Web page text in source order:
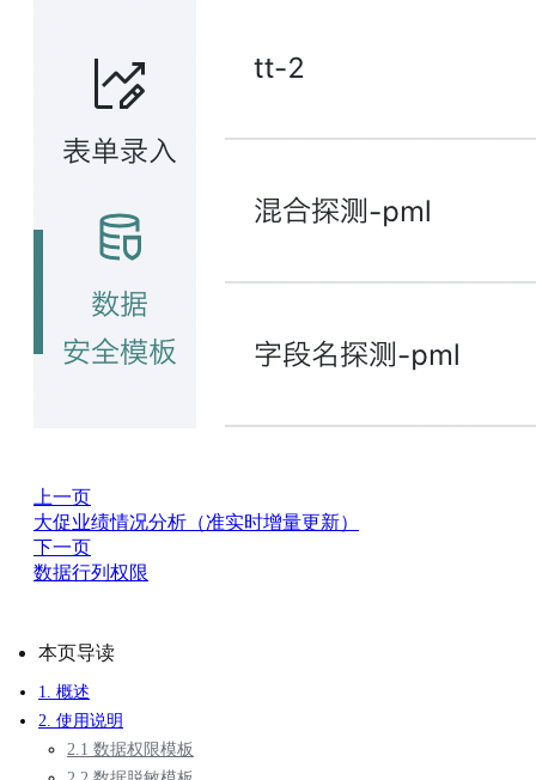
上一页
大促业绩情况分析（准实时增量更新）
下一页
数据行列权限
本页导读
1. 概述
2. 使用说明
2.1 数据权限模板